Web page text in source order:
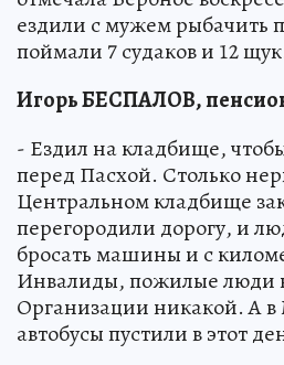
ездили с мужем рыбачить
поймали 7 судаков и 12
Игорь БЕСПАЛОВ,
- Ездил на кладбище,
перед Пасхой. Столько
Центральном кладбище
перегородили дорогу, и
бросать машины и с
Инвалиды, пожилые люди
Организации никакой. А в
автобусы пустили в этот